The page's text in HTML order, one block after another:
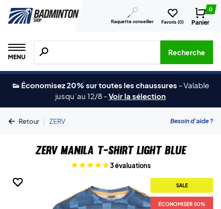
Raquette conseiller Favoris (0)
0
Panier
MENU
Recherche de produits, de marques, etc.
Recherche
👟 Économisez 20% sur toutes les chaussures -Valable
jusqu´au 12/8 -Voir la sélection
Retour | ZERV Besoin d'aide ?
ZERV Manila T-shirt Light Blue
3 évaluations
SALE
ÉCONOMISER 50%
SALE
ÉCONOMISER 50%
SALE
ÉCONOMISER 50%
SALE
ÉCONOMISER 50%
SALE
ÉCONOMISER 50%